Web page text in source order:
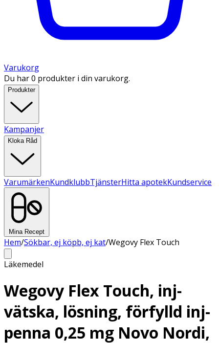
Varukorg
Du har 0 produkter i din varukorg.
Produkter
Kampanjer
Kloka Råd
VarumärkenKundklubbTjänsterHitta apotekKundservice
Mina Recept
Hem/Sökbar, ej köpb, ej kat/Wegovy Flex Touch
Läkemedel
Wegovy Flex Touch, inj-
vätska, lösning, förfylld inj-
penna 0,25 mg Novo Nordi,